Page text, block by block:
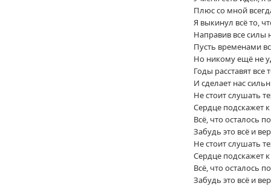
Плюс со мной
Я выкинул всё то,
Направив все
Пусть временами
Но никому ещё не
Годы расставят все
И сделает нас
Не стоит слушать
Сердце подскажет
Всё, что осталось
Забудь это всё и
Не стоит слушать
Сердце подскажет
Всё, что осталось
Забудь это всё и